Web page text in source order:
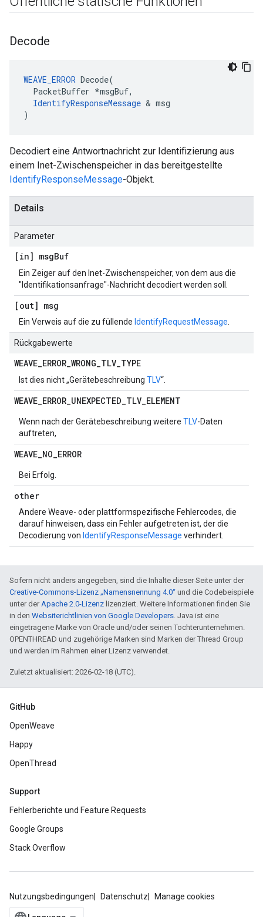
Decode
WEAVE_ERROR Decode(
  PacketBuffer *msgBuf,
IdentifyResponseMessage & msg
)
Decodiert eine Antwortnachricht zur Identifizierung aus
einem Inet-Zwischenspeicher in das bereitgestellte
IdentifyResponseMessage-Objekt.
Details
Parameter
[in] msgBuf
Ein Zeiger auf den Inet-Zwischenspeicher, von dem aus die
"Identifikationsanfrage"-Nachricht decodiert werden soll.
[out] msg
Ein Verweis auf die zu füllende IdentifyRequestMessage
Rückgabewerte
WEAVE_ERROR_WRONG_TLV_TYPE
Ist dies nicht „Gerätebeschreibung TLV“.
WEAVE_ERROR_UNEXPECTED_TLV_ELEMENT
Wenn nach der Gerätebeschreibung weitere TLV-Daten
auftreten,
WEAVE_NO_ERROR
Bei Erfolg.
other
Andere Weave- oder plattformspezifische Fehlercodes, die
darauf hinweisen, dass ein Fehler aufgetreten ist, der die
Decodierung von IdentifyResponseMessage verhindert.
Sofern nicht anders angegeben, sind die Inhalte dieser Seite unter der
Creative-Commons-Lizenz „Namensnennung 4.0“ und die Codebeispiele
unter derApache 2.0-Lizenz lizenziert. Weitere Informationen finden Sie
in den Websiterichtlinien von Google Developers. Java ist eine
eingetragene Marke von Oracle und/oder seinen Tochterunternehmen.
OPENTHREAD und zugehörige Marken sind Marken der Thread Group
und werden im Rahmen einer Lizenz verwendet.
Zuletzt aktualisiert: 2026-02-18 (UTC).
GitHub
OpenWeave
Happy
OpenThread
Support
Fehlerberichte und Feature Requests
Google Groups
Stack Overflow
Nutzungsbedingungen Datenschutz Manage cookies